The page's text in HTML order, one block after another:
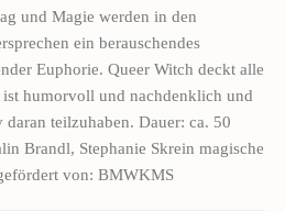
und Magie werden in den
ein berauschendes
Euphorie. Queer Witch deckt alle
humorvoll und nachdenklich und
teilzuhaben. Dauer: ca. 50
Brandl, Stephanie Skrein magische
von: BMWKMS